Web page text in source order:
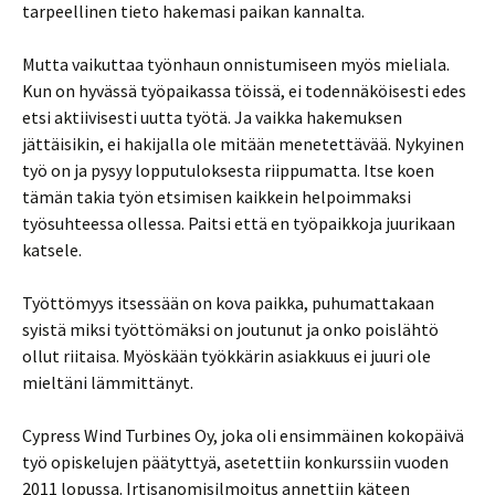
tarpeellinen tieto hakemasi paikan kannalta.
Mutta vaikuttaa työnhaun onnistumiseen myös mieliala.
Kun on hyvässä työpaikassa töissä, ei todennäköisesti edes
etsi aktiivisesti uutta työtä. Ja vaikka hakemuksen
jättäisikin, ei hakijalla ole mitään menetettävää. Nykyinen
työ on ja pysyy lopputuloksesta riippumatta. Itse koen
tämän takia työn etsimisen kaikkein helpoimmaksi
työsuhteessa ollessa. Paitsi että en työpaikkoja juurikaan
katsele.
Työttömyys itsessään on kova paikka, puhumattakaan
syistä miksi työttömäksi on joutunut ja onko poislähtö
ollut riitaisa. Myöskään työkkärin asiakkuus ei juuri ole
mieltäni lämmittänyt.
Cypress Wind Turbines Oy, joka oli ensimmäinen kokopäivä
työ opiskelujen päätyttyä, asetettiin konkurssiin vuoden
2011 lopussa. Irtisanomisilmoitus annettiin käteen